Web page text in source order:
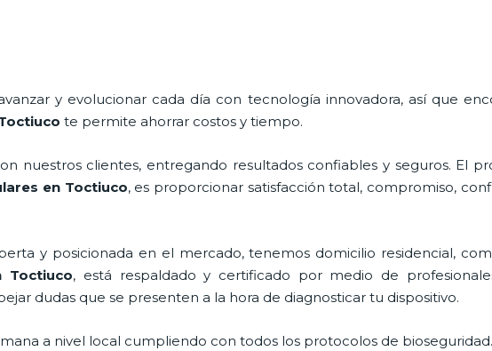
y evolucionar cada día con tecnología innovadora, así que
te permite ahorrar costos y tiempo.
nuestros clientes, entregando resultados confiables y seguros. El
en Toctiuco, es proporcionar satisfacción total, compromiso,
y posicionada en el mercado, tenemos domicilio residencial,
Toctiuco, está respaldado y certificado por medio de
dudas que se presenten a la hora de diagnosticar tu dispositivo.
a nivel local cumpliendo con todos los protocolos de bioseguridad.